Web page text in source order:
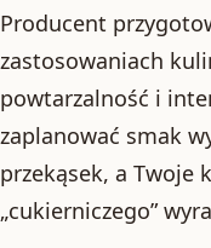
Producent
zastosowaniach
powtarzalność i
zaplanować smak
przekąsek, a Twoje
„cukierniczego”